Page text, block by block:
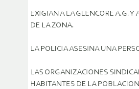
EXIGIAN A LA GLENCORE A.G.
DE LA ZONA.
LA POLICIA ASESINA UNA
LAS ORGANIZACIONES
HABITANTES DE LA